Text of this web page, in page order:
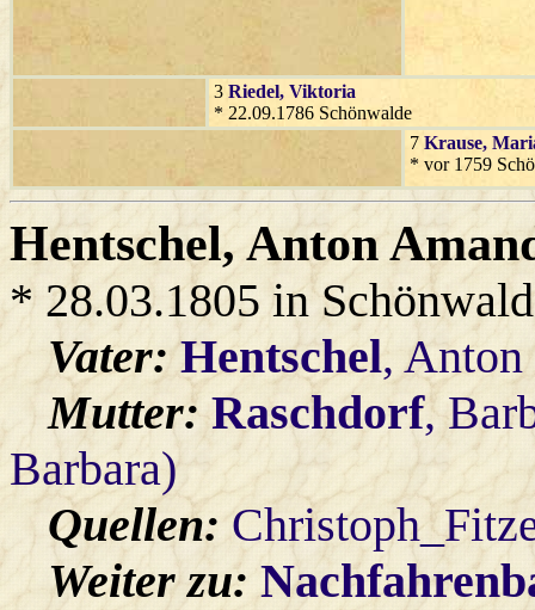
3 Riedel, Viktoria
* 22.09.1786 Schönwalde
7 Krause,
* vor 1759
Hentschel, Anton
* 28.03.1805 in
Vater:Hentschel, Anton
Mutter:Raschdorf,
Barbara)
Quellen:
Weiter zu: